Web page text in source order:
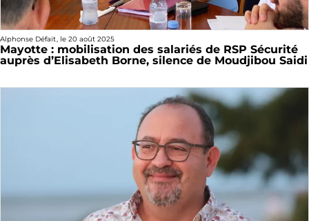
Alphonse Défait, le 20 août 2025
Mayotte : mobilisation des salariés de RSP Sécurité
auprès d’Elisabeth Borne, silence de Moudjibou Saidi